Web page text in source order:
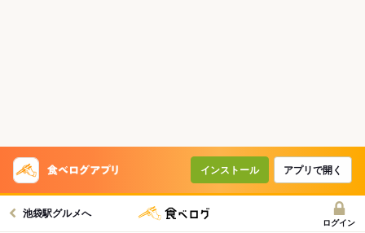
インストール アプリで開く
池袋駅グルメへ
ログイン